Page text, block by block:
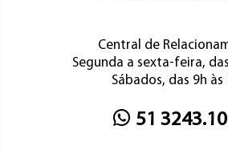
Central de
Segunda a sexta-feira,
Sábados, das 9h às
51